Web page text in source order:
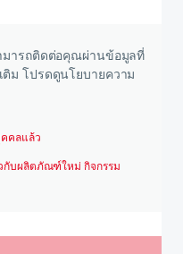
มารถติดต่อคุณผ่านข้อมูลที่
ติม โปรดดูนโยบายความ
คลแล้ว
กับผลิตภัณฑ์ใหม่ กิจกรรม